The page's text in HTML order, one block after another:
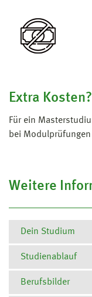
Extra Kosten?
Für ein
bei
Weitere
Dein Studium
Zum Studium
Der
Studienablauf
Berufsbilder